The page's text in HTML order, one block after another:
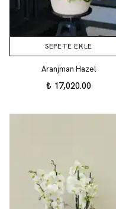
SEPETE EKLE
Aranjman Hazel
₺ 17,020.00